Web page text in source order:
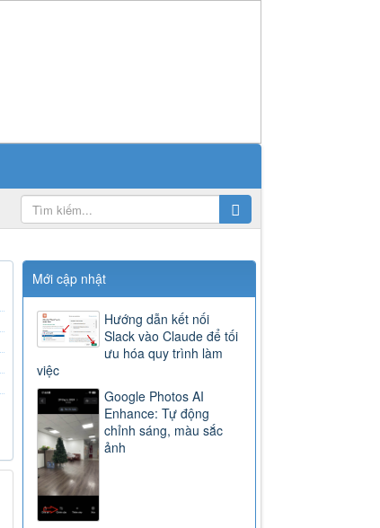
Mới cập nhật
Hướng dẫn kết nối
Slack vào Claude để tối
ưu hóa quy trình làm
việc
Google Photos AI
Enhance: Tự động
chỉnh sáng, màu sắc
ảnh